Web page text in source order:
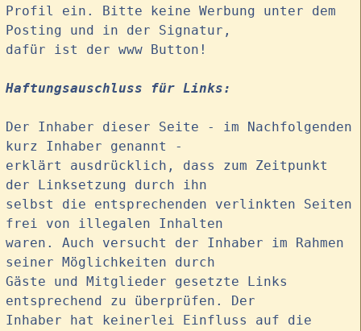
Profil ein. Bitte keine Werbung unter dem
Posting und in der Signatur,
dafür ist der www Button!
Haftungsauschluss für Links:
Der Inhaber dieser Seite - im Nachfolgenden
kurz Inhaber genannt -
erklärt ausdrücklich, dass zum Zeitpunkt
der Linksetzung durch ihn
selbst die entsprechenden verlinkten Seiten
frei von illegalen Inhalten
waren. Auch versucht der Inhaber im Rahmen
seiner Möglichkeiten durch
Gäste und Mitglieder gesetzte Links
entsprechend zu überprüfen. Der
Inhaber hat keinerlei Einfluss auf die